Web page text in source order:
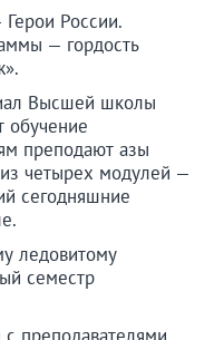
России.
— гордость
Высшей школы
обучение
преподают азы
из четырех модулей —
сегодняшние
ледовитому
семестр